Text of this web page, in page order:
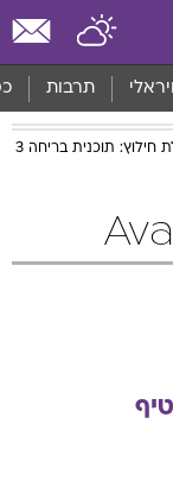
ויראלי תרבות
חילוץ: תוכנית בריחה 3